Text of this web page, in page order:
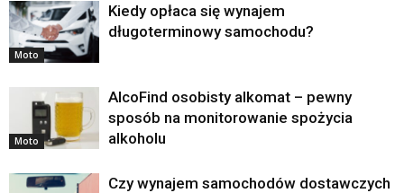
Moto
Kiedy opłaca się wynajem
długoterminowy samochodu?
Moto
AlcoFind osobisty alkomat – pewny
sposób na monitorowanie spożycia
alkoholu
Czy wynajem samochodów dostawczych